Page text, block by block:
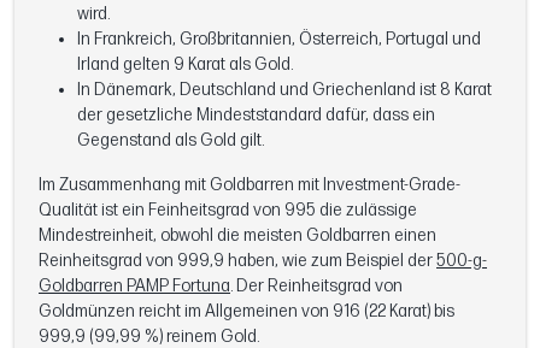
wird.
In Frankreich, Großbritannien, Österreich, Portugal und
Irland gelten 9 Karat als Gold.
In Dänemark, Deutschland und Griechenland ist 8 Karat
der gesetzliche Mindeststandard dafür, dass ein
Gegenstand als Gold gilt.
Im Zusammenhang mit Goldbarren mit Investment-Grade-
Qualität ist ein Feinheitsgrad von 995 die zulässige
Mindestreinheit, obwohl die meisten Goldbarren einen
Reinheitsgrad von 999,9 haben, wie zum Beispiel der500-g-
Goldbarren PAMP Fortuna. Der Reinheitsgrad von
Goldmünzen reicht im Allgemeinen von 916 (22 Karat) bis
999,9 (99,99 %) reinem Gold.